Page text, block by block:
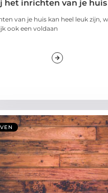
het inrichten van je huis
van je huis kan heel leuk zijn,
ook een voldaan